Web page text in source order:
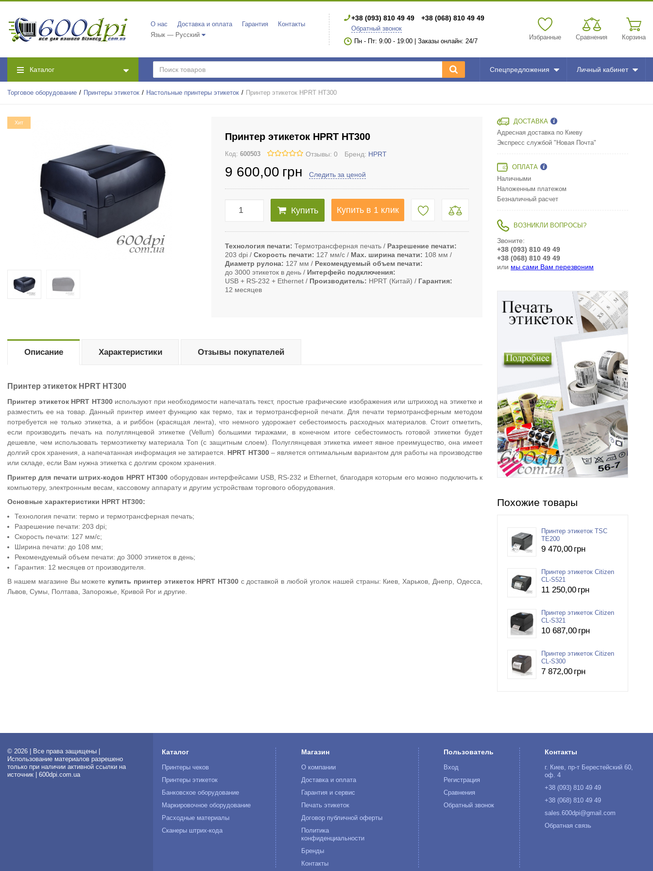
О нас Доставка и оплата Гарантия
Контакты
Язык — Русский
+38 (093) 810 49 49 +38 (068) 810 49 49
Обратный звонок
Пн - Пт: 9:00 - 19:00 | Заказы онлайн: 24/7
Избранные Сравнения Корзина
Каталог Спецпредложения Личный кабинет
Торговое оборудование Принтеры этикеток Настольные принтеры этикеток Принтер этикеток HPRT HT300
Хит
Принтер этикеток HPRT HT300
Код: 600503 Отзывы: 0 Бренд: HPRT
9 600,00 грн Следить за ценой
Купить Купить в 1 клик
Технология печати Термотрансферная печать
Разрешение печати
203 dpi
Скорость печати 127 мм/с Max. ширина печати
108 мм
Диаметр рулона
127 мм
Рекомендуемый объем печати
до 3000 этикеток в день
Интерфейс подключения
USB + RS-232 + Ethernet
Производитель HPRT (Китай)
Гарантия
12 месяцев
Описание
Принтер этикеток HPRT HT300
Принтер этикеток HPRT HT300используют при необходимости напечатать текст, простые графические изображения или штрихкод на этикетке и
разместить ее на товар. Данный принтер имеет функцию как термо, так и термотрансферной печати. Для печати термотрансферным методом
потребуется не только этикетка, а и риббон (красящая лента), что немного удорожает себестоимость расходных материалов. Стоит отметить,
если производить печать на полуглянцевой этикетке (Vellum) большими тиражами, в конечном итоге себестоимость готовой этикетки будет
дешевле, чем использовать термоэтикетку материала Топ (с защитным слоем). Полуглянцевая этикетка имеет явное преимущество, она имеет
долгий срок хранения, а напечатанная информация не затирается. HPRT HT300– является оптимальным вариантом для работы на производстве
или складе, если Вам нужна этикетка с долгим сроком хранения.
Принтер для печати штрих-кодов HPRT HT300 оборудован интерфейсами USB, RS-232 и Ethernet, благодаря которым его можно подключить к
компьютеру, электронным весам, кассовому аппарату и другим устройствам торгового оборудования.
Основные характеристики HPRT HT300:
Технология печати: термо и термотрансферная печать;
Разрешение печати: 203 dpi;
Скорость печати: 127 мм/с;
Ширина печати: до 108 мм;
Рекомендуемый объем печати: до 3000 этикеток в день;
Гарантия: 12 месяцев от производителя.
В нашем магазине Вы можете купить принтер этикеток HPRT HT300с доставкой в любой уголок нашей страны: Киев, Харьков, Днепр, Одесса,
Львов, Сумы, Полтава, Запорожье, Кривой Рог и другие.
Характеристики Отзывы покупателей
ДОСТАВКА
Адресная доставка по Киеву
Экспресс службой "Новая Почта"
ОПЛАТА
Наличными
Наложенным платежом
Безналичный расчет
ВОЗНИКЛИ ВОПРОСЫ?
Звоните:
+38 (093) 810 49 49
+38 (068) 810 49 49
или мы сами Вам перезвоним
Похожие товары
Принтер этикеток TSC
TE200
9 470,00 грн
Принтер этикеток Citizen
CL-S521
11 250,00 грн
Принтер этикеток Citizen
CL-S321
10 687,00 грн
Принтер этикеток Citizen
CL-S300
7 872,00 грн
© 2026 | Все права защищены |
Использование материалов разрешено
только при наличии активной ссылки на
источник | 600dpi.com.ua
Каталог
Принтеры чеков
Принтеры этикеток
Банковское оборудование
Маркировочное оборудование
Расходные материалы
Сканеры штрих-кода
Магазин
О компании
Доставка и оплата
Гарантия и сервис
Печать этикеток
Договор публичной оферты
Политика
конфиденциальности
Бренды
Контакты
Пользователь
Вход
Регистрация
Сравнения
Обратный звонок
Контакты
г. Киев, пр-т Берестейский 60,
оф. 4
+38 (093) 810 49 49
+38 (068) 810 49 49
sales.600dpi@gmail.com
Обратная связь